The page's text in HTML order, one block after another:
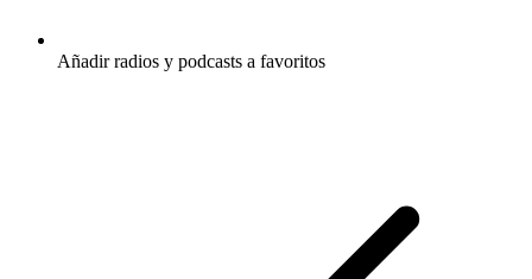
Añadir radios y podcasts a favoritos